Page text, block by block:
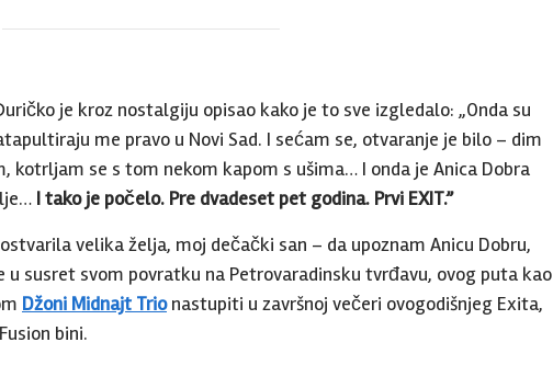
je kroz nostalgiju opisao kako je to sve izgledalo: „Onda su
me pravo u Novi Sad. I sećam se, otvaranje je bilo – dim
kotrljam se s tom nekom kapom s ušima… I onda je Anica Dobra
I tako je počelo. Pre dvadeset pet godina. Prvi EXIT.”
velika želja, moj dečački san – da upoznam Anicu Dobru,
u susret svom povratku na Petrovaradinsku tvrđavu, ovog puta kao
Džoni Midnajt Trionastupiti u završnoj večeri ovogodišnjeg Exita,
bini.